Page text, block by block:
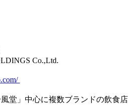
Co.,Ltd.
堂」中心に複数ブランドの飲食店